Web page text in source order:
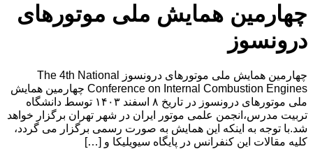
چهارمین همایش ملی موتورهای
درونسوز
چهارمین همایش ملی موتورهای درونسوز The 4th National
Conference on Internal Combustion Engines چهارمین همایش
ملی موتورهای درونسوز در تاریخ ۸ اسفند ۱۴۰۳ توسط دانشگاه
تربیت مدرس،انجمن علمی موتور ایران در شهر تهران برگزار خواهد
شد.با توجه به اینکه این همایش به صورت رسمی برگزار می گردد،
کلیه مقالات این کنفرانس در پایگاه سیویلیکا و […]